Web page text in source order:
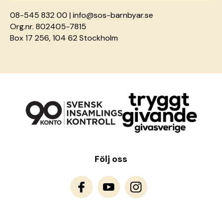
08-545 832 00 |info@sos-barnbyar.se
Org.nr. 802405-7815
Box 17 256, 104 62 Stockholm
Följ oss